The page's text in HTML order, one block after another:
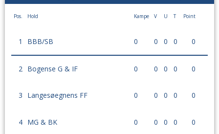
Pos. Hold Kampe V U T Point
1 BBB/SB 0 0 0 0 0
2 Bogense G & IF 0 0 0 0 0
3 Langesøegnens FF 0 0 0 0 0
4 MG & BK 0 0 0 0 0